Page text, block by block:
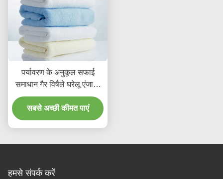
पर्यावरण के अनुकूल सफाई
समाधान गैर विषैले घरेलू एंजाइम
डिटर्जेंट सामग्री सुधार
सबसे अच्छी कीमत पाएं
हमसे संपर्क करें